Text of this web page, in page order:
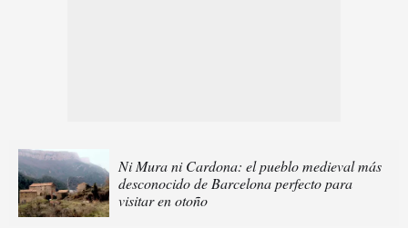
Ni Mura ni Cardona: el pueblo medieval más
desconocido de Barcelona perfecto para
visitar en otoño